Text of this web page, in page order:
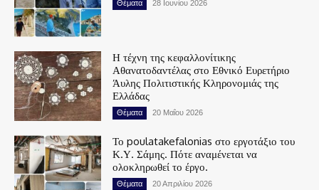
Θέματα 28 Ιουνίου 2026
Η τέχνη της κεφαλλονίτικης
Αθανατοδαντέλας στο Εθνικό Ευρετήριο
Άυλης Πολιτιστικής Κληρονομιάς της
Ελλάδας
Θέματα 20 Μαΐου 2026
Το poulatakefalonias στο εργοτάξιο του
Κ.Υ. Σάμης. Πότε αναμένεται να
ολοκληρωθεί το έργο.
Θέματα 20 Απριλίου 2026